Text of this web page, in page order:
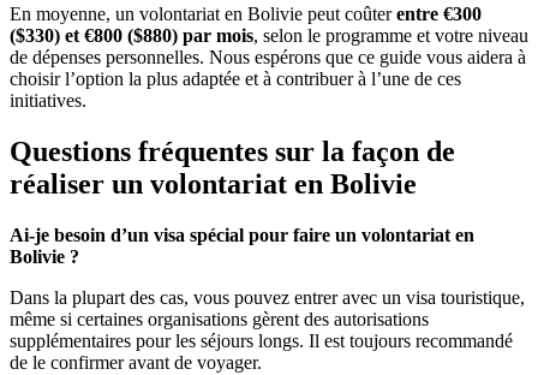
En moyenne, un volontariat en Bolivie peut coûterentre €300
($330) et €800 ($880) par mois, selon le programme et votre niveau
de dépenses personnelles. Nous espérons que ce guide vous aidera à
choisir l’option la plus adaptée et à contribuer à l’une de ces
initiatives.
Questions fréquentes sur la façon de
réaliser un volontariat en Bolivie
Ai-je besoin d’un visa spécial pour faire un volontariat en
Bolivie ?
Dans la plupart des cas, vous pouvez entrer avec un visa touristique,
même si certaines organisations gèrent des autorisations
supplémentaires pour les séjours longs. Il est toujours recommandé
de le confirmer avant de voyager.